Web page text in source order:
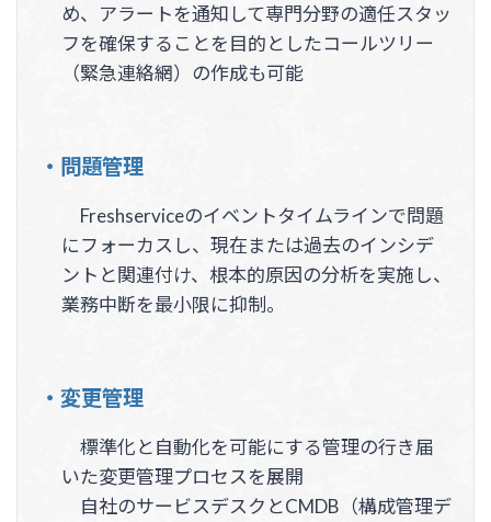
め、アラートを通知して専門分野の適任スタッ
フを確保することを目的としたコールツリー
（緊急連絡網）の作成も可能
・問題管理
Freshserviceのイベントタイムラインで問題
にフォーカスし、現在または過去のインシデ
ントと関連付け、根本的原因の分析を実施し、
業務中断を最小限に抑制。
・変更管理
標準化と自動化を可能にする管理の行き届
いた変更管理プロセスを展開
自社のサービスデスクとCMDB（構成管理デ